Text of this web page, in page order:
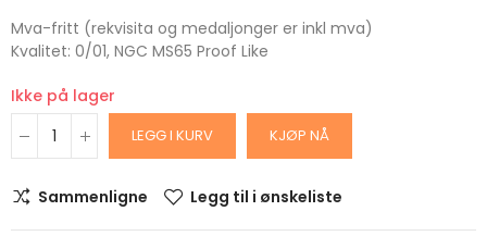
Mva-fritt (rekvisita og medaljonger er inkl mva)
Kvalitet: 0/01, NGC MS65 Proof Like
Ikke på lager
LEGG I KURV KJØP NÅ
Sammenligne Legg til i ønskeliste